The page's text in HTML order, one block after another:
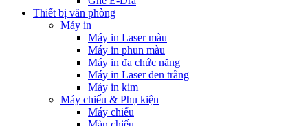
Thiết bị văn phòng
Máy in
Máy in Laser màu
Máy in phun màu
Máy in đa chức năng
Máy in Laser đen trắng
Máy in kim
Máy chiếu & Phụ kiện
Máy chiếu